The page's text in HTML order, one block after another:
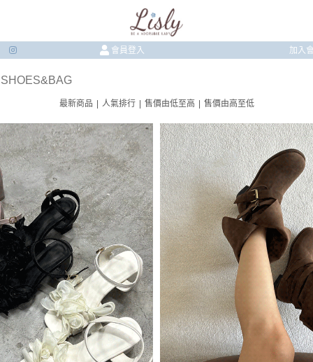
會員登入 加入
最新商品 人氣排行 售價由低至高 售價由高至低